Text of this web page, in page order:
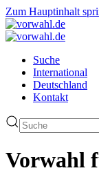
Zum Hauptinhalt
Suche
International
Deutschland
Kontakt
Vorwahl